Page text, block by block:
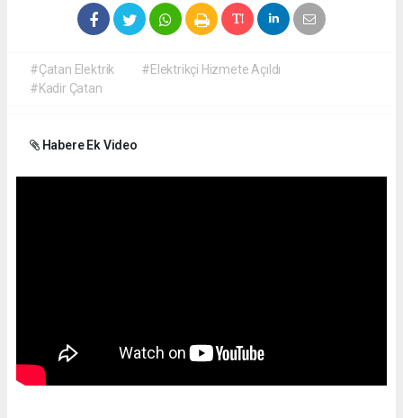
#Çatan Elektrik
#Elektrikçi Hizmete Açıldı
#Kadir Çatan
Habere Ek Video